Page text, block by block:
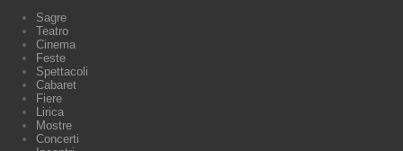
Sagre
Teatro
Cinema
Feste
Spettacoli
Cabaret
Fiere
Lirica
Mostre
Concerti